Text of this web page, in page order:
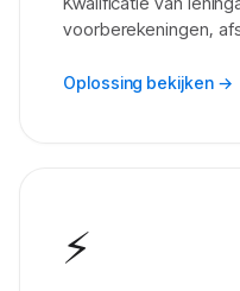
voorberekeningen,
Oplossing bekijken →
⚡